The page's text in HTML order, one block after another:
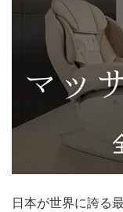
日本が世界に誇る